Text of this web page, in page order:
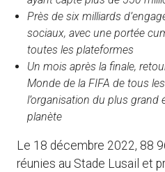
Près de six milliards
sociaux, avec une portée
toutes les plateformes
Un mois après la finale,
Monde de la FIFA de tous
l’organisation du plus grand
planète
Le 18 décembre 2022, 88
réunies au Stade Lusail et